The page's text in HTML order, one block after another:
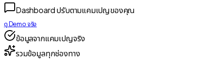
Dashboard ปรับตามแคมเปญของคุณ
ดู Demo จริง
ข้อมูลจากแคมเปญจริง
รวมข้อมูลทุกช่องทาง